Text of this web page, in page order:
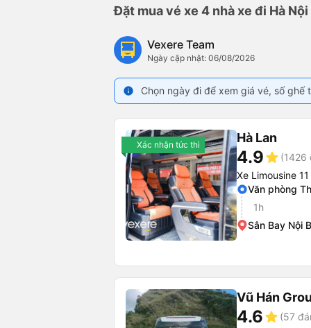
Đặt mua vé xe 4 nhà xe đi Hà
Vexere Team
Ngày cập nhật: 06/08/2026
info Chọn ngày đi để xem giá vé, số
Xác nhận tức thì Hà Lan
4.9star (1426
Xe Limousine
Văn phòng
1h
Sân Bay Nội
Vũ Hán
4.6star (57